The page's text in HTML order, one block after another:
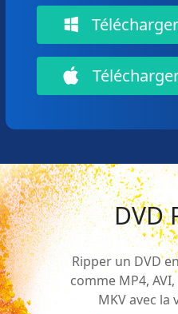
Télécharger
DVD
Ripper un DVD
comme MP4,
MKV avec la